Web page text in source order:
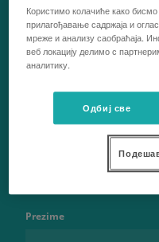
Prezime
Користимо колачиће како
прилагођавање садржаја и
мреже и анализу саобраћаја.
веб локацију делимо с
аналитику.
Одбиј све